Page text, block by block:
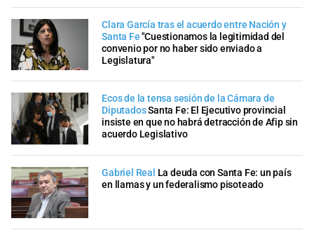
Clara García tras el acuerdo entre Nación y
Santa Fe "Cuestionamos la legitimidad del
convenio por no haber sido enviado a
Legislatura"
Ecos de la tensa sesión de la Cámara de
DiputadosSanta Fe: El Ejecutivo provincial
insiste en que no habrá detracción de Afip sin
acuerdo Legislativo
Gabriel Real La deuda con Santa Fe: un país
en llamas y un federalismo pisoteado